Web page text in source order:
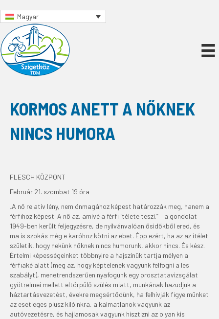
Magyar
KORMOS ANETT A NŐKNEK
NINCS HUMORA
FLESCH KÖZPONT
Február 21. szombat 19 óra
„A nő relatív lény, nem önmagához képest határozzák meg, hanem a
férfihoz képest. A nő az, amivé a férfi ítélete teszi.” – a gondolat
1949-ben került feljegyzésre, de nyilvánvalóan ősidőkből ered, és
ma is szokás még e karóhoz kötni az ebet. Épp ezért, ha az az ítélet
születik, hogy nekünk nőknek nincs humorunk, akkor nincs. És kész.
Értelmi képességeinket többnyire a hajszínük tartja mélyen a
férfiaké alatt (meg az, hogy képtelenek vagyunk felfogni a les
szabályt), menetrendszerűen nyafogunk egy prosztatavizsgálat
gyötrelmei mellett eltörpülő szülés miatt, munkának hazudjuk a
háztartásvezetést, évekre megsértődünk, ha felhívják figyelmünket
az esetleges plusz kilóinkra, alkalmatlanok vagyunk az
autóvezetésre, és hajlamosak vagyunk hisztizni az olyan kis